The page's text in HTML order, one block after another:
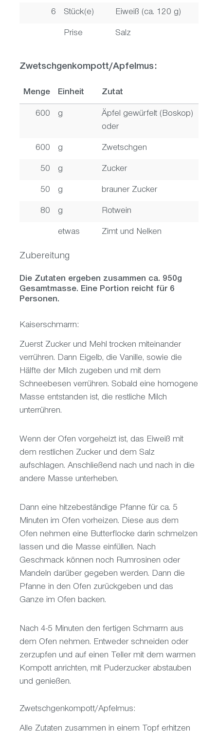
6 Stück(e) Eiweiß (ca. 120 g)
Prise Salz
Zwetschgenkompott/Apfelmus:
Menge Einheit Zutat
600 g
Äpfel gewürfelt (Boskop)
oder
600 g Zwetschgen
50 g Zucker
50 g brauner Zucker
80 g Rotwein
etwas Zimt und Nelken
Zubereitung
Die Zutaten ergeben zusammen ca. 950g
Gesamtmasse. Eine Portion reicht für 6
Personen.
Kaiserschmarrn:
Zuerst Zucker und Mehl trocken miteinander
verrühren. Dann Eigelb, die Vanille, sowie die
Hälfte der Milch zugeben und mit dem
Schneebesen verrühren. Sobald eine homogene
Masse entstanden ist, die restliche Milch
unterrühren.
Wenn der Ofen vorgeheizt ist, das Eiweiß mit
dem restlichen Zucker und dem Salz
aufschlagen. Anschließend nach und nach in die
andere Masse unterheben.
Dann eine hitzebeständige Pfanne für ca. 5
Minuten im Ofen vorheizen. Diese aus dem
Ofen nehmen eine Butterflocke darin schmelzen
lassen und die Masse einfüllen. Nach
Geschmack können noch Rumrosinen oder
Mandeln darüber gegeben werden. Dann die
Pfanne in den Ofen zurückgeben und das
Ganze im Ofen backen.
Nach 4-5 Minuten den fertigen Schmarrn aus
dem Ofen nehmen. Entweder schneiden oder
zerzupfen und auf einen Teller mit dem warmen
Kompott anrichten, mit Puderzucker abstauben
und genießen.
Zwetschgenkompott/Apfelmus:
Alle Zutaten zusammen in einem Topf erhitzen